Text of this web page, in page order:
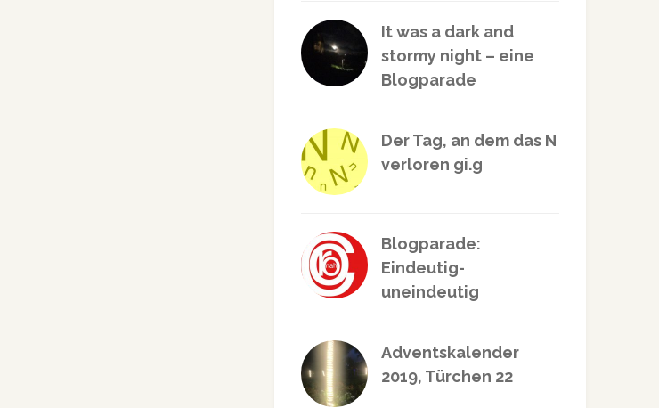
It was a dark and
stormy night – eine
Blogparade
Der Tag, an dem das N
verloren gi.g
Blogparade:
Eindeutig-
uneindeutig
Adventskalender
2019, Türchen 22